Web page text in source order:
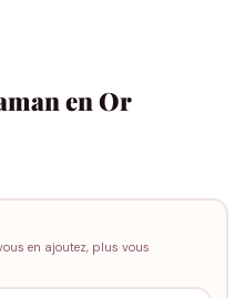
en Or
en ajoutez, plus vous